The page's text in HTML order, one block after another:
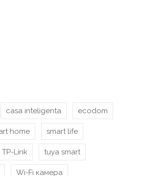
casa inteligenta ecodom
home smart life
TP-Link tuya smart
Wi-Fi камера